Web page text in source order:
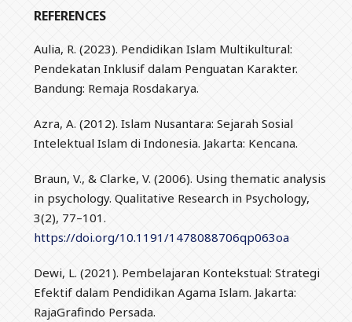
REFERENCES
Aulia, R. (2023). Pendidikan Islam Multikultural:
Pendekatan Inklusif dalam Penguatan Karakter.
Bandung: Remaja Rosdakarya.
Azra, A. (2012). Islam Nusantara: Sejarah Sosial
Intelektual Islam di Indonesia. Jakarta: Kencana.
Braun, V., & Clarke, V. (2006). Using thematic analysis
in psychology. Qualitative Research in Psychology,
3(2), 77–101.
https://doi.org/10.1191/1478088706qp063oa
Dewi, L. (2021). Pembelajaran Kontekstual: Strategi
Efektif dalam Pendidikan Agama Islam. Jakarta:
RajaGrafindo Persada.